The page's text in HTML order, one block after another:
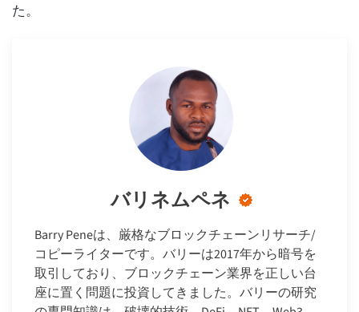
た。
バリネムペネ
Barry Peneは、厳格なブロックチェーンリサーチ/
コピーライターです。バリーは2017年から暗号を
取引しており、ブロックチェーン業界を正しい台
座に置く問題に投資してきました。バリーの研究